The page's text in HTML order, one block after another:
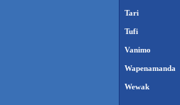
Tari
Tufi
Vanimo
Wapenamanda
Wewak